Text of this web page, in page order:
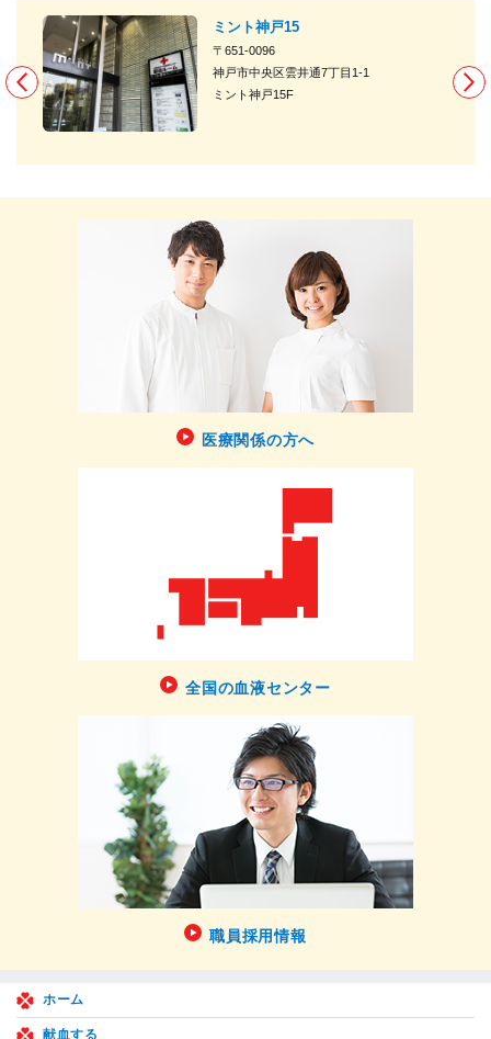
ミント神戸15
〒651-0096
神戸市中央区雲井通7丁目1-1
ミント神戸15F
医療関係の方へ
全国の血液センター
職員採用情報
ホーム
献血する